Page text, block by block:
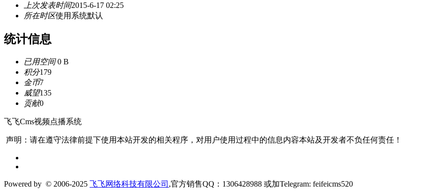
上次发表时间2015-6-17 02:25
所在时区使用系统默认
统计信息
已用空间0 B
积分179
金币7
威望135
贡献0
飞飞Cms视频点播系统
声明：请在遵守法律前提下使用本站开发的相关程序，对用户使用过程中的信息内容本站及开发者不负任何责任！
Powered by © 2006-2025 飞飞网络科技有限公司 ,官方销售QQ：1306428988 或加Telegram: feifeicms520